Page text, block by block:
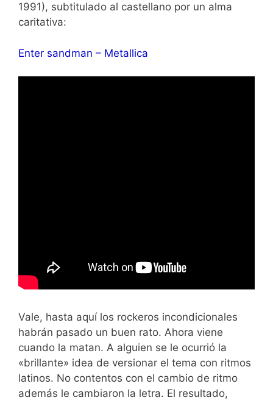
1991), subtitulado al castellano por un alma
caritativa:
Enter sandman – Metallica
Vale, hasta aquí los rockeros incondicionales
habrán pasado un buen rato. Ahora viene
cuando la matan. A alguien se le ocurrió la
«brillante» idea de versionar el tema con ritmos
latinos. No contentos con el cambio de ritmo
además le cambiaron la letra. El resultado,